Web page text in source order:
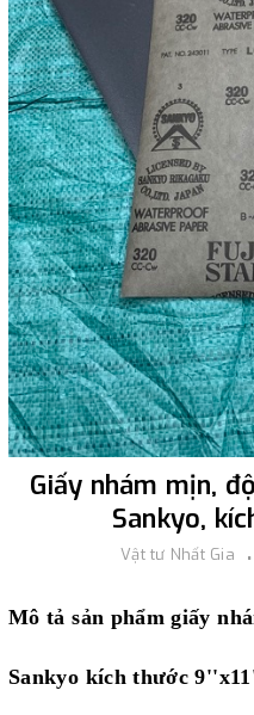
Giấy nhám mịn,
Sankyo,
Vật tư Nhất Gia
Mô tả sản phẩm giấy
Sankyo kích thước